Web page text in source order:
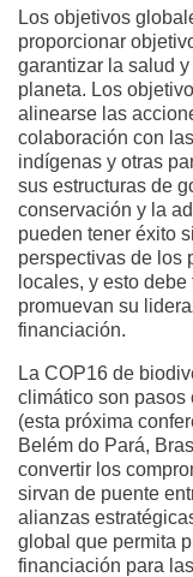
Los objetivos
proporcionar
garantizar la salud
planeta. Los
alinearse las
colaboración con
indígenas y otras
sus estructuras de
conservación y la
pueden tener éxito
perspectivas de los
locales, y esto
promuevan su
financiación.
La COP16 de
climático son pasos
(esta próxima
Belém do Pará,
convertir los
sirvan de puente
alianzas
global que permita
financiación para